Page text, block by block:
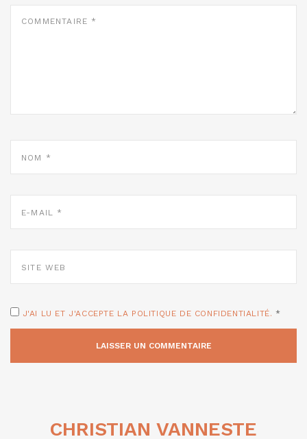
MAIL
WEB
J'AI LU ET J'ACCEPTE LA POLITIQUE DE CONFIDENTIALITÉ. *
CHRISTIAN VANNESTE